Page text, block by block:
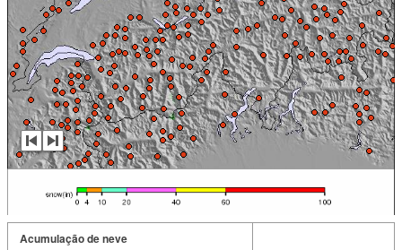
Acumulação de neve